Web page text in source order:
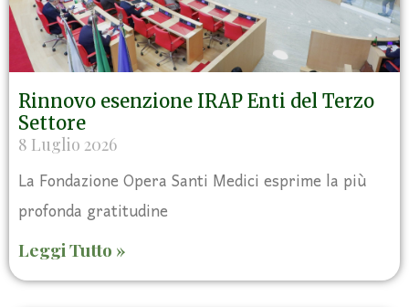
Rinnovo esenzione IRAP Enti del Terzo
Settore
8 Luglio 2026
La Fondazione Opera Santi Medici esprime la più
profonda gratitudine
Leggi Tutto »